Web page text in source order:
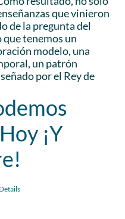
que vinieron
de la pregunta del
tenemos un
modelo, una
un patrón
por el Rey de
¡Y
Details